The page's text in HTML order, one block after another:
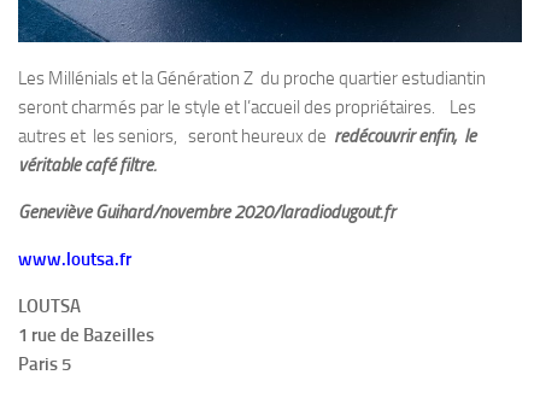
Les Millénials et la Génération Z du proche quartier estudiantin
seront charmés par le style et l’accueil des propriétaires. Les
autres et les seniors, seront heureux de redécouvrir enfin, le
véritable café filtre.
Geneviève Guihard/novembre 2020/laradiodugout.fr
www.loutsa.fr
LOUTSA
1 rue de Bazeilles
Paris 5